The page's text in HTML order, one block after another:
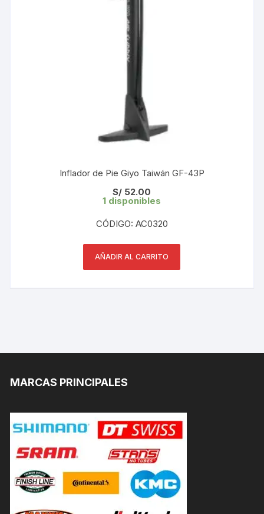
Inflador de Pie Giyo Taiwán GF-43P
S/ 52.00
1 disponibles
CÓDIGO: AC0320
AÑADIR AL CARRITO
MARCAS PRINCIPALES